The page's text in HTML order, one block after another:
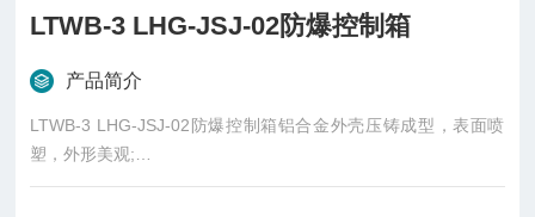
LTWB-3 LHG-JSJ-02防爆控制箱
产品简介
LTWB-3 LHG-JSJ-02防爆控制箱铝合金外壳压铸成型，表面喷
塑，外形美观;